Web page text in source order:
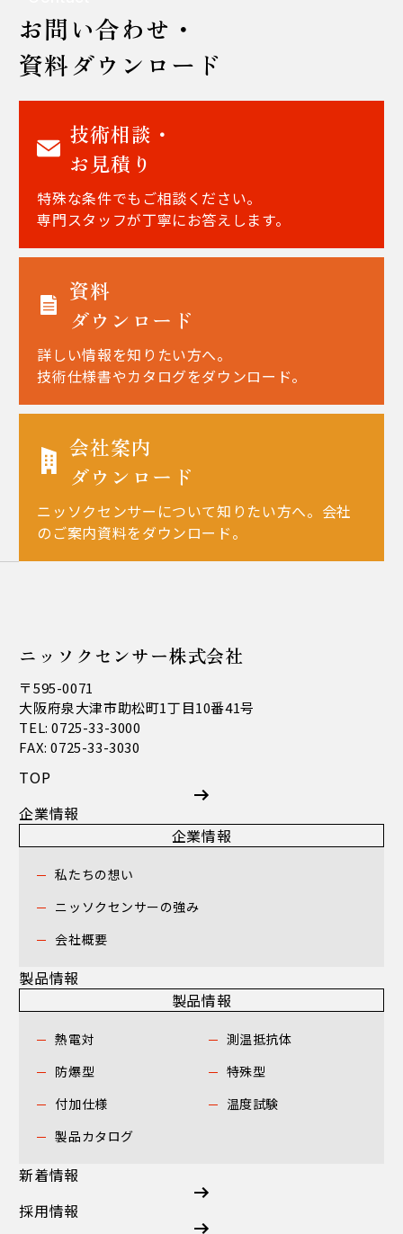
お問い合わせ・
資料ダウンロード
技術相談・
お見積り
特殊な条件でもご相談ください。
専門スタッフが丁寧にお答えします。
資料
ダウンロード
詳しい情報を知りたい方へ。
技術仕様書やカタログをダウンロード。
会社案内
ダウンロード
ニッソクセンサーについて知りたい方へ。会社
のご案内資料をダウンロード。
ニッソクセンサー株式会社
〒595-0071
大阪府泉大津市助松町1丁目10番41号
TEL: 0725-33-3000
FAX: 0725-33-3030
TOP
企業情報
企業情報
私たちの想い
ニッソクセンサーの強み
会社概要
製品情報
製品情報
熱電対
測温抵抗体
防爆型
特殊型
付加仕様
温度試験
製品カタログ
新着情報
採用情報